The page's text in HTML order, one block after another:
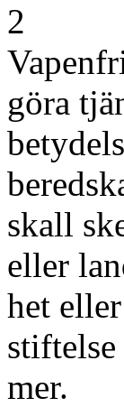
2
göra
skall
eller
het
stiftelse
mer.